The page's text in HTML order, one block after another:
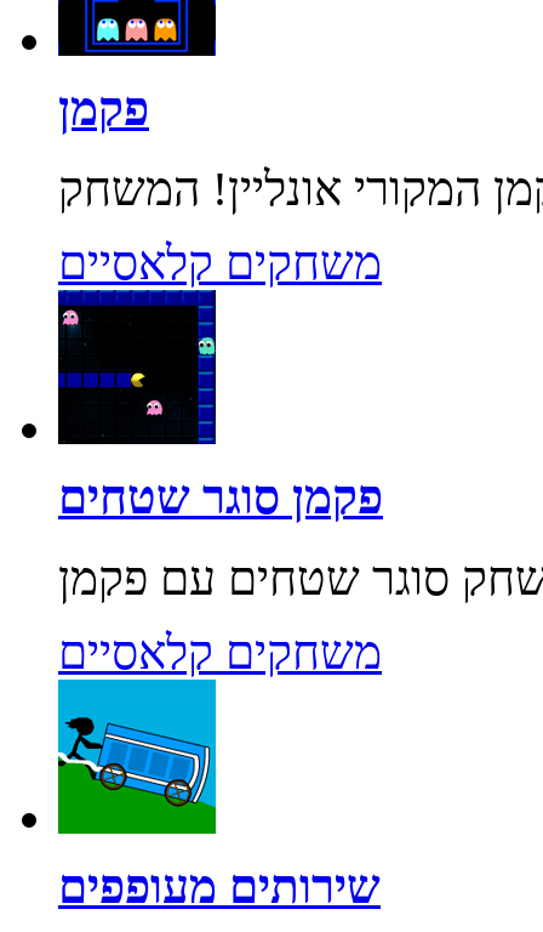
פקמן
משחקים קלאסיים
פקמן סוגר שטחים
משחקים קלאסיים
שירותים מעופפים